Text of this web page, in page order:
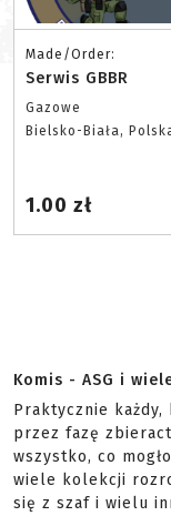
Made/Order:
Serwis GBBR
Gazowe
Bielsko-Biała,
1.00 zł
Komis - ASG i
Praktycznie każdy,
przez fazę
wszystko, co
wiele kolekcji
się z szaf i wielu